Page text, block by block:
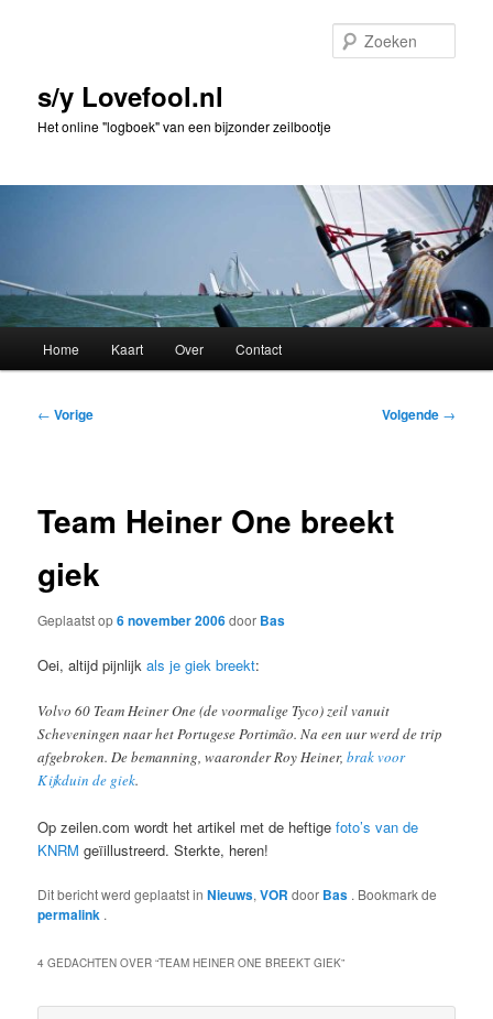
inhouds/y Lovefool.nl
Het online "logboek" van een bijzonder zeilbootje
Home Kaart Over Contact
Bericht
← Vorige Volgende →
Team Heiner One breekt
giek
Geplaatst op6 november 2006door Bas
Oei, altijd pijnlijkals je giek breekt:
Volvo 60 Team Heiner One (de voormalige Tyco) zeil vanuit
Scheveningen naar het Portugese Portimão. Na een uur werd de trip
afgebroken. De bemanning, waaronder Roy Heiner,brak voor
Kijkduin de giek.
Op zeilen.com wordt het artikel met de heftigefoto’s van de
KNRM geïillustreerd. Sterkte, heren!
Dit bericht werd geplaatst inNieuws,VOR door Bas . Bookmark de
permalink .
4 GEDACHTEN OVER “TEAM HEINER ONE BREEKT GIEK”